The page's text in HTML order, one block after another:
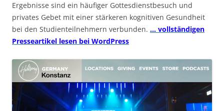
Ergebnisse sind ein häufiger Gottesdienstbesuch und
privates Gebet mit einer stärkeren kognitiven Gesundheit
bei den Studienteilnehmern verbunden. … vollständigen
Presseartikel lesen bei WordPress